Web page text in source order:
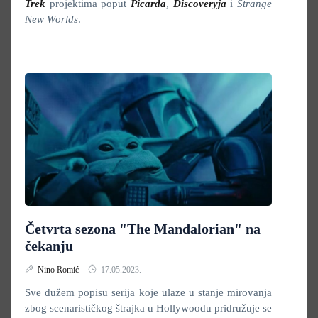
Trek projektima poput Picarda, Discoveryja iStrange
New Worlds.
Četvrta sezona "The Mandalorian" na
čekanju
Nino Romić 17.05.2023.
Sve dužem popisu serija koje ulaze u stanje mirovanja
zbog scenarističkog štrajka u Hollywoodu pridružuje se